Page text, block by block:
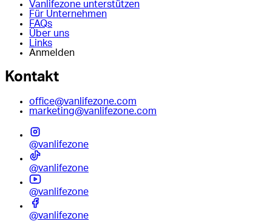
Vanlifezone unterstützen
Für Unternehmen
FAQs
Über uns
Links
Anmelden
Kontakt
office@vanlifezone.com
marketing@vanlifezone.com
@vanlifezone
@vanlifezone
@vanlifezone
@vanlifezone